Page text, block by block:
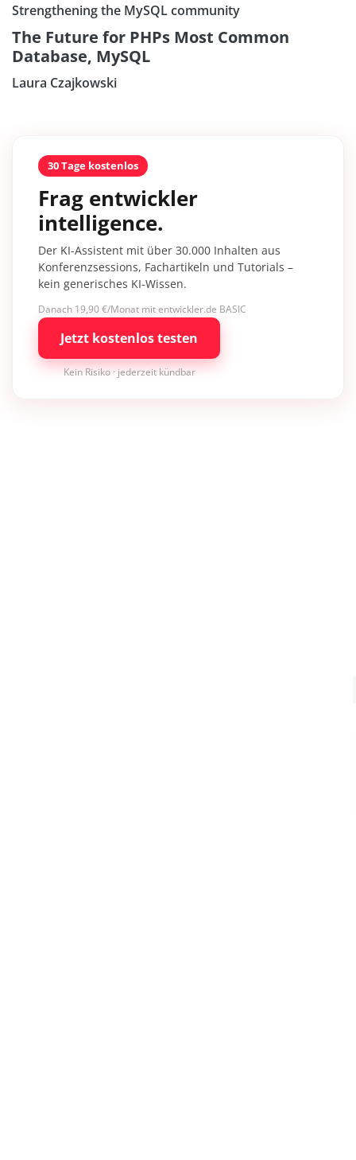
Strengthening the MySQL community
The Future for PHPs Most Common
Database, MySQL
Laura Czajkowski
30 Tage kostenlos
Frag entwickler
intelligence.
Der KI-Assistent mit über 30.000 Inhalten aus
Konferenzsessions, Fachartikeln und Tutorials –
kein generisches KI-Wissen.
Danach 19,90 €/Monat mit entwickler.de BASIC
Jetzt kostenlos testen
Kein Risiko · jederzeit kündbar